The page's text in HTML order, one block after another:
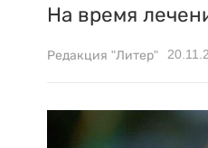
На время
Редакция "Литер"